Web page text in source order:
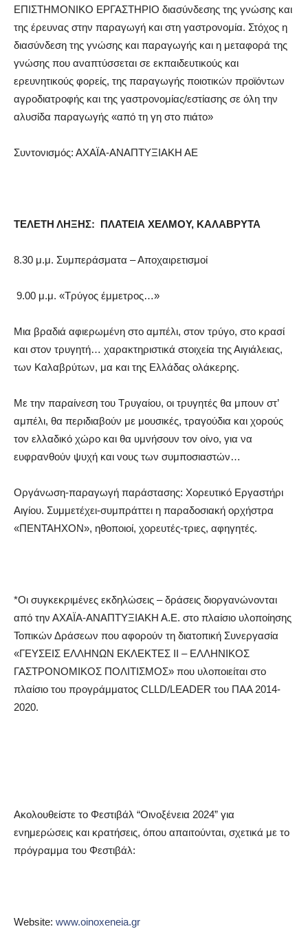
ΕΠΙΣΤΗΜΟΝΙΚΟ ΕΡΓΑΣΤΗΡΙΟ διασύνδεσης της γνώσης και
της έρευνας στην παραγωγή και στη γαστρονομία. Στόχος η
διασύνδεση της γνώσης και παραγωγής και η μεταφορά της
γνώσης που αναπτύσσεται σε εκπαιδευτικούς και
ερευνητικούς φορείς, της παραγωγής ποιοτικών προϊόντων
αγροδιατροφής και της γαστρονομίας/εστίασης σε όλη την
αλυσίδα παραγωγής «από τη γη στο πιάτο»
Συντονισμός: ΑΧΑΪΑ-ΑΝΑΠΤΥΞΙΑΚΗ ΑΕ
ΤΕΛΕΤΗ ΛΗΞΗΣ: ΠΛΑΤΕΙΑ ΧΕΛΜΟΥ, ΚΑΛΑΒΡΥΤΑ
8.30 μ.μ. Συμπεράσματα – Αποχαιρετισμοί
9.00 μ.μ. «Τρύγος έμμετρος…»
Μια βραδιά αφιερωμένη στο αμπέλι, στον τρύγο, στο κρασί
και στον τρυγητή… χαρακτηριστικά στοιχεία της Αιγιάλειας,
των Καλαβρύτων, μα και της Ελλάδας ολάκερης.
Με την παραίνεση του Τρυγαίου, οι τρυγητές θα μπουν στ’
αμπέλι, θα περιδιαβούν με μουσικές, τραγούδια και χορούς
τον ελλαδικό χώρο και θα υμνήσουν τον οίνο, για να
ευφρανθούν ψυχή και νους των συμποσιαστών…
Οργάνωση-παραγωγή παράστασης: Χορευτικό Εργαστήρι
Αιγίου. Συμμετέχει-συμπράττει η παραδοσιακή ορχήστρα
«ΠΕΝΤΑΗΧΟΝ», ηθοποιοί, χορευτές-τριες, αφηγητές.
*Οι συγκεκριμένες εκδηλώσεις – δράσεις διοργανώνονται
από την ΑΧΑΪΑ-ΑΝΑΠΤΥΞΙΑΚΗ Α.Ε. στο πλαίσιο υλοποίησης
Τοπικών Δράσεων που αφορούν τη διατοπική Συνεργασία
«ΓΕΥΣΕΙΣ ΕΛΛΗΝΩΝ ΕΚΛΕΚΤΕΣ ΙΙ – ΕΛΛΗΝΙΚΟΣ
ΓΑΣΤΡΟΝΟΜΙΚΟΣ ΠΟΛΙΤΙΣΜΟΣ» που υλοποιείται στο
πλαίσιο του προγράμματος CLLD/LEADER του ΠΑΑ 2014-
2020.
Ακολουθείστε το Φεστιβάλ “Οινοξένεια 2024” για
ενημερώσεις και κρατήσεις, όπου απαιτούνται, σχετικά με το
πρόγραμμα του Φεστιβάλ:
Website: www.oinoxeneia.gr